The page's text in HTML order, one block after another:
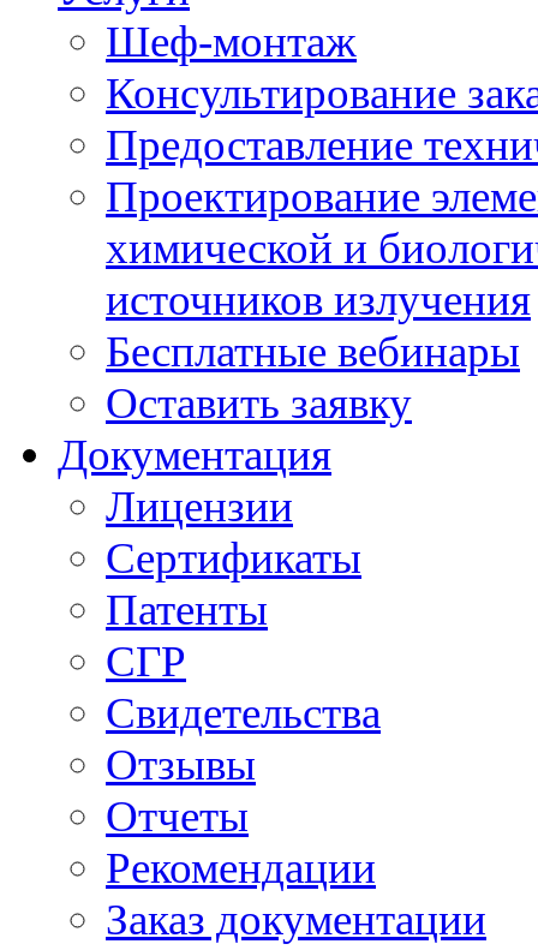
Шеф-монтаж
Консультирование
Предоставление
Проектирование
химической и
источников излучения
Бесплатные вебинары
Оставить заявку
Документация
Лицензии
Сертификаты
Патенты
СГР
Свидетельства
Отзывы
Отчеты
Рекомендации
Заказ документации